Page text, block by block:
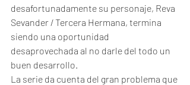
desafortunadamente su personaje, Reva
Sevander / Tercera Hermana, termina
siendo una oportunidad
desaprovechada al no darle del todo un
buen desarrollo.
La serie da cuenta del gran problema que